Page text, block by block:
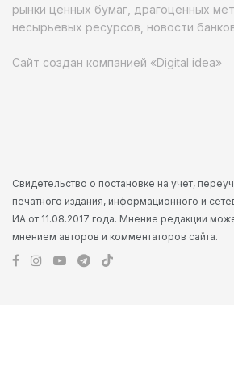
рынки ценных бумаг, драгоценных
несырьевых ресурсов, новости
Сайт создан компанией «Digital idea»
Свидетельство о постановке на учет,
печатного издания, информационного и
ИА от 11.08.2017 года. Мнение редакции
мнением авторов и комментаторов сайта.